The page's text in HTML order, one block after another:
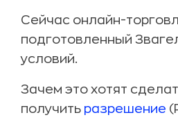
Сейчас онлайн-
подготовленный
условий.
Зачем это хотят
получить разрешение